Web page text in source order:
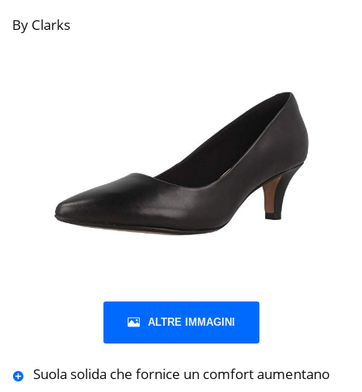
By Clarks
ALTRE IMMAGINI
Suola solida che fornice un comfort aumentano